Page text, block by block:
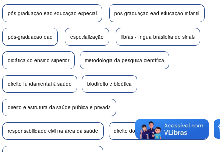
pós graduação ead educação especial pos graduação ead educação infantil
pós-graduacao ead especialização libras - língua brasileira de sinais
didática do ensino superior metodologia da pesquisa científica
direito fundamental à saúde biodireito e bioética
direito e estrutura da saúde pública e privada
responsabilidade civil na área da saúde direito do consumidor aplicado à saúde